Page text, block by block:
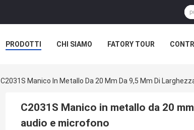
PRODOTTI CHI SIAMO FATORY TOUR
C2031S Manico In Metallo Da 20 Mm Da 9,5 Mm Di
C2031S Manico in metallo da 20
audio e microfono